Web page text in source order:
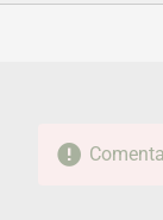
FACEBOOKTWITTER